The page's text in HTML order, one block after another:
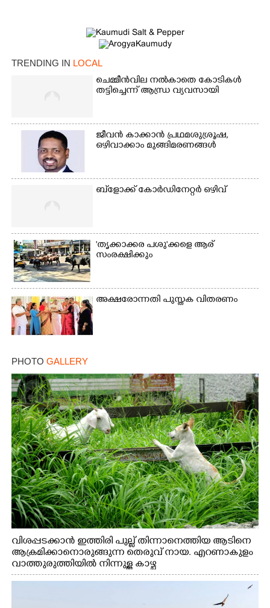
TRENDING IN LOCAL
ചെമ്മീൻവില നൽകാതെ കോടികൾ
തട്ടിച്ചെന്ന് ആന്ധ്ര വ്യവസായി
ജീവൻ കാക്കാൻ പ്രഥമശുശ്രൂഷ,
ഒഴിവാക്കാം മുങ്ങിമരണങ്ങൾ
ബ്‌ളോക്ക് കോർഡിനേറ്റർ ഒഴിവ്
'തൃക്കാക്കര പശു'ക്കളെ ആര്
സംരക്ഷിക്കും
അക്ഷരോന്നതി പുസ്തക വിതരണം
PHOTO GALLERY
വിശപ്പടക്കാൻ ഇത്തിരി പുല്ല് തിന്നാനെത്തിയ ആടിനെ
ആക്രമിക്കാനൊരുങ്ങുന്ന തെരുവ് നായ. എറണാകുളം
വാത്തുരുത്തിയിൽ നിന്നുള്ള കാഴ്ച